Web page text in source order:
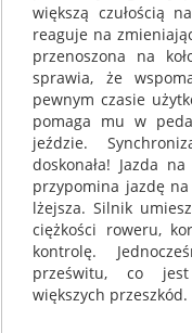
większą czułością
reaguje na
przenoszona na
sprawia, że
pewnym czasie
pomaga mu w
jeździe.
doskonała! Jazda
przypomina jazdę
lżejsza. Silnik
ciężkości roweru,
kontrolę.
prześwitu, co
większych przeszkód.